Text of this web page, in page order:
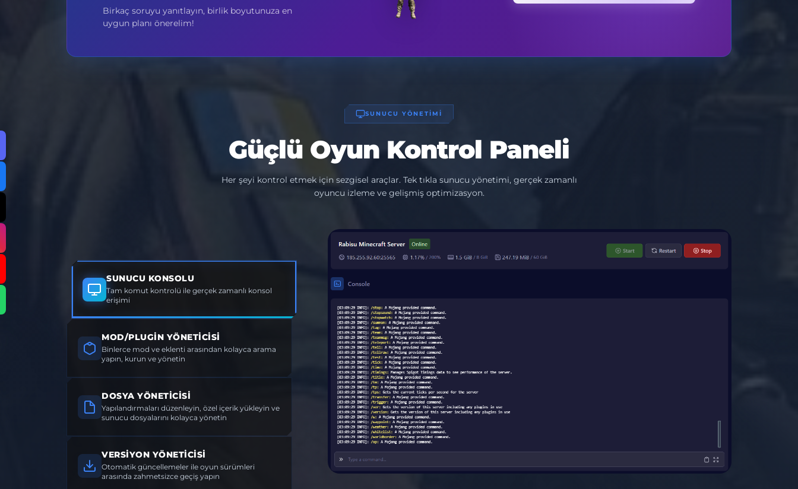
Birkaç soruyu yanıtlayın, birlik boyutunuza en
uygun planı önerelim!
SUNUCU YÖNETİMİ
Güçlü Oyun Kontrol Paneli
Her şeyi kontrol etmek için sezgisel araçlar. Tek tıkla sunucu yönetimi, gerçek zamanlı
oyuncu izleme ve gelişmiş optimizasyon.
SUNUCU KONSOLU
Tam komut kontrolü ile gerçek zamanlı konsol
erişimi
MOD/PLUGIN YÖNETICISI
Binlerce mod ve eklenti arasından kolayca arama
yapın, kurun ve yönetin
DOSYA YÖNETICISI
Yapılandırmaları düzenleyin, özel içerik yükleyin ve
sunucu dosyalarını kolayca yönetin
VERSIYON YÖNETICISI
Otomatik güncellemeler ile oyun sürümleri
arasında zahmetsizce geçiş yapın